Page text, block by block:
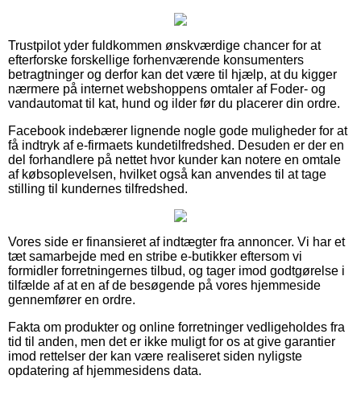
Trustpilot yder fuldkommen ønskværdige chancer for at
efterforske forskellige forhenværende konsumenters
betragtninger og derfor kan det være til hjælp, at du kigger
nærmere på internet webshoppens omtaler af Foder- og
vandautomat til kat, hund og ilder før du placerer din ordre.
Facebook indebærer lignende nogle gode muligheder for at
få indtryk af e-firmaets kundetilfredshed. Desuden er der en
del forhandlere på nettet hvor kunder kan notere en omtale
af købsoplevelsen, hvilket også kan anvendes til at tage
stilling til kundernes tilfredshed.
Vores side er finansieret af indtægter fra annoncer. Vi har et
tæt samarbejde med en stribe e-butikker eftersom vi
formidler forretningernes tilbud, og tager imod godtgørelse i
tilfælde af at en af de besøgende på vores hjemmeside
gennemfører en ordre.
Fakta om produkter og online forretninger vedligeholdes fra
tid til anden, men det er ikke muligt for os at give garantier
imod rettelser der kan være realiseret siden nyligste
opdatering af hjemmesidens data.